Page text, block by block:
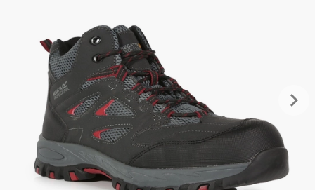
keyboard_arrow_right